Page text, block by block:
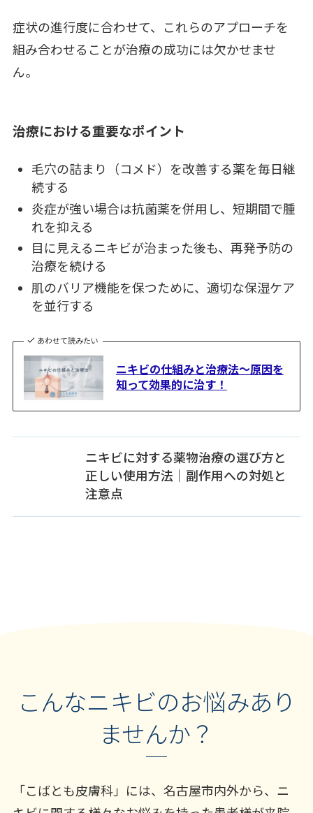
症状の進行度に合わせて、これらのアプローチを
組み合わせることが治療の成功には欠かせませ
ん。
治療における重要なポイント
毛穴の詰まり（コメド）を改善する薬を毎日継
続する
炎症が強い場合は抗菌薬を併用し、短期間で腫
れを抑える
目に見えるニキビが治まった後も、再発予防の
治療を続ける
肌のバリア機能を保つために、適切な保湿ケア
を並行する
あわせて読みたい
ニキビの仕組みと治療法～原因を
知って効果的に治す！
ニキビに対する薬物治療の選び方と
正しい使用方法｜副作用への対処と
注意点
こんなニキビのお悩みあり
ませんか？
「こばとも皮膚科」には、名古屋市内外から、ニ